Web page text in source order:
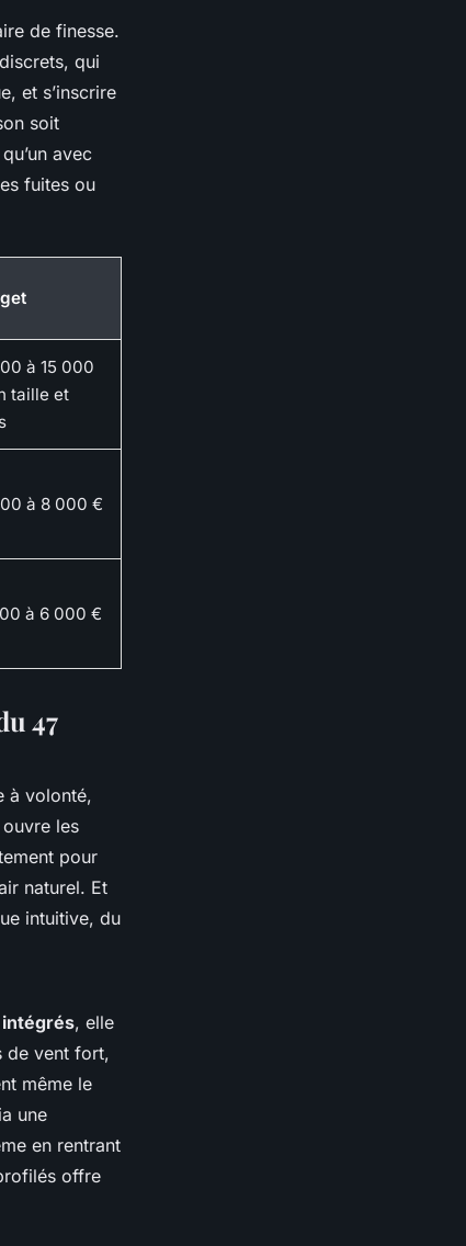
de finesse.
qui
et s’inscrire
soit
avec
fuites ou
à 15 000
taille et
à 8 000 €
à 6 000 €
47
à volonté,
les
pour
naturel. Et
intuitive, du
, elle
de vent fort,
même le
une
en rentrant
offre